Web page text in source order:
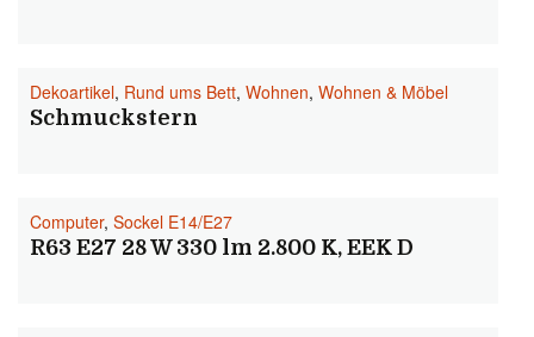
Dekoartikel, Rund ums Bett, Wohnen, Wohnen & Möbel
Schmuckstern
Computer, Sockel E14/E27
R63 E27 28 W 330 lm 2.800 K, EEK D